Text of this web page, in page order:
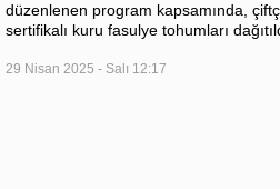
düzenlenen program kapsamında,
sertifikalı kuru fasulye tohumları
29 Nisan 2025 - Salı 12:17